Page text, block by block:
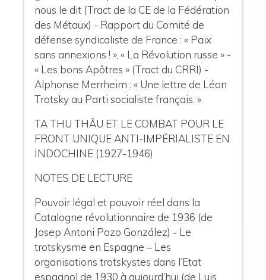
nous le dit (Tract de la CE de la Fédération
des Métaux) - Rapport du Comité de
défense syndicaliste de France : « Paix
sans annexions ! », « La Révolution russe » -
« Les bons Apôtres » (Tract du CRRI) -
Alphonse Merrheim : « Une lettre de Léon
Trotsky au Parti socialiste français. »
TA THU THÂU ET LE COMBAT POUR LE
FRONT UNIQUE ANTI-IMPÉRIALISTE EN
INDOCHINE (1927-1946)
NOTES DE LECTURE
Pouvoir légal et pouvoir réel dans la
Catalogne révolutionnaire de 1936 (de
Josep Antoni Pozo González) - Le
trotskysme en Espagne – Les
organisations trotskystes dans l’Etat
espagnol de 1930 à aujourd’hui (de Luis